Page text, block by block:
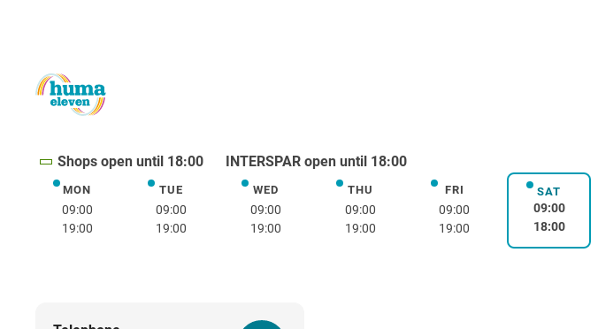
Shops open until 18:00 INTERSPAR open until 18:00
MONMonday
09:00
19:00
TUETuesday
09:00
19:00
WEDWednesday
09:00
19:00
THUThursday
09:00
19:00
FRIFriday
09:00
19:00
SATSaturday
09:00
18:00